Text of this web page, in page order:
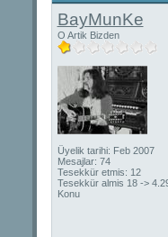
BayMunKe
O Artik Bizden
Üyelik tarihi: Feb 2007
Mesajlar: 74
Tesekkür etmis: 12
Tesekkür almis 18 ->
Konu